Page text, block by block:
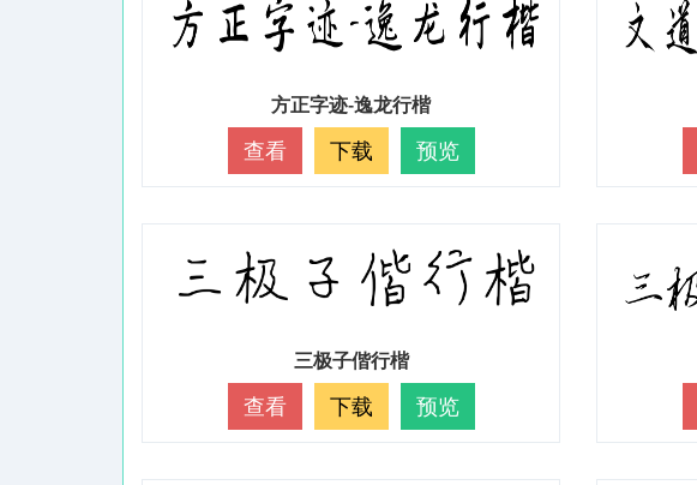
方正字迹-逸龙行楷
查看 下载 预览
三极子偕行楷
查看 下载 预览